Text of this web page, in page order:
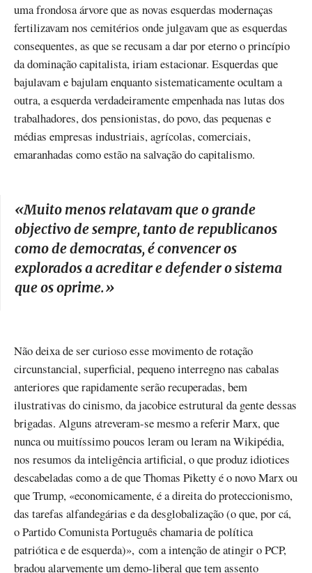
uma frondosa árvore que as novas esquerdas modernaças
fertilizavam nos cemitérios onde julgavam que as esquerdas
consequentes, as que se recusam a dar por eterno o princípio
da dominação capitalista, iriam estacionar. Esquerdas que
bajulavam e bajulam enquanto sistematicamente ocultam a
outra, a esquerda verdadeiramente empenhada nas lutas dos
trabalhadores, dos pensionistas, do povo, das pequenas e
médias empresas industriais, agrícolas, comerciais,
emaranhadas como estão na salvação do capitalismo.
«Muito menos relatavam que o grande
objectivo de sempre, tanto de republicanos
como de democratas, é convencer os
explorados a acreditar e defender o sistema
que os oprime.»
Não deixa de ser curioso esse movimento de rotação
circunstancial, superficial, pequeno interregno nas cabalas
anteriores que rapidamente serão recuperadas, bem
ilustrativas do cinismo, da jacobice estrutural da gente dessas
brigadas. Alguns atreveram-se mesmo a referir Marx, que
nunca ou muitíssimo poucos leram ou leram na Wikipédia,
nos resumos da inteligência artificial, o que produz idiotices
descabeladas como a de que Thomas Piketty é o novo Marx ou
que Trump, «economicamente, é a direita do proteccionismo,
das tarefas alfandegárias e da desglobalização (o que, por cá,
o Partido Comunista Português chamaria de política
patriótica e de esquerda)», com a intenção de atingir o PCP,
bradou alarvemente um demo-liberal que tem assento